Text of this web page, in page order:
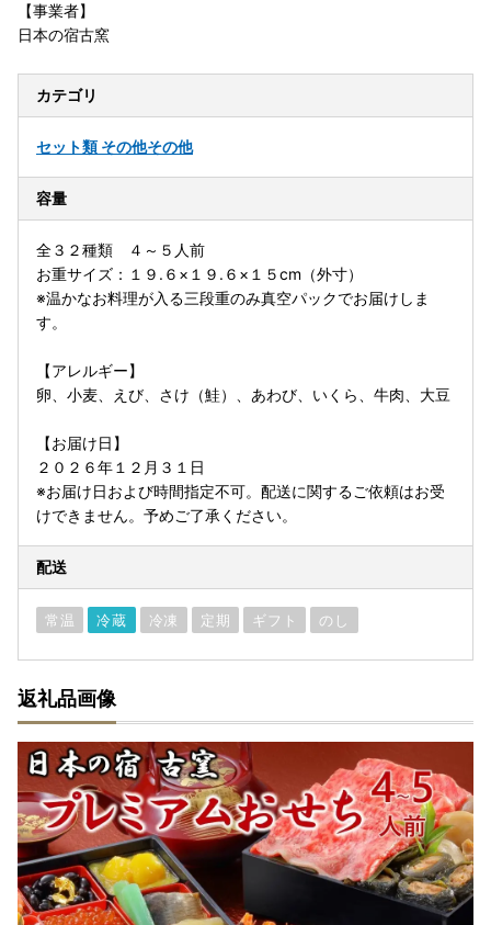
【事業者】
日本の宿古窯
カテゴリ
セット類 その他その他
容量
全３２種類 ４～５人前
お重サイズ：１９.６×１９.６×１５cm（外寸）
※温かなお料理が入る三段重のみ真空パックでお届けしま
す。
【アレルギー】
卵、小麦、えび、さけ（鮭）、あわび、いくら、牛肉、大豆
【お届け日】
２０２６年１２月３１日
※お届け日および時間指定不可。配送に関するご依頼はお受
けできません。予めご了承ください。
配送
常温 冷蔵 冷凍 定期 ギフト のし
返礼品画像